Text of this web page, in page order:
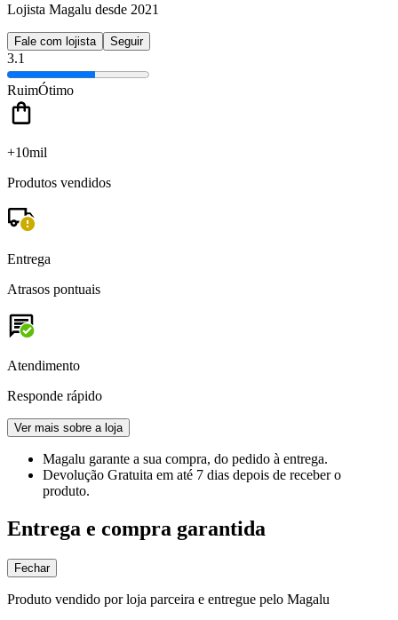
Lojista Magalu desde 2021
Fale com lojista Seguir
3.1
RuimÓtimo
+10mil
Produtos vendidos
Entrega
Atrasos pontuais
Atendimento
Responde rápido
Ver mais sobre a loja
Magalu garante a sua compra, do pedido à entrega.
Devolução Gratuita em até 7 dias depois de receber o
produto.
Entrega e compra garantida
Fechar
Produto vendido por loja parceira e entregue pelo Magalu